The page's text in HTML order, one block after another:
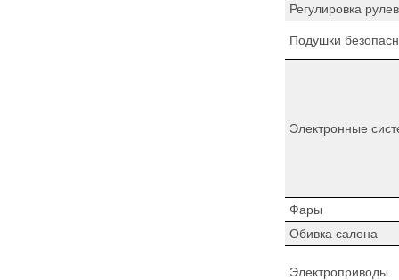
Регулировка
Подушки
Электронные
Фары
Обивка салона
Электроприводы